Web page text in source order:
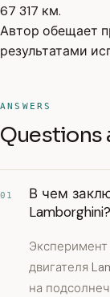
67 317 км.
Автор обещает
результатами
ANSWERS
Questions
01
В чем
Lamborghini?
двигателя
на